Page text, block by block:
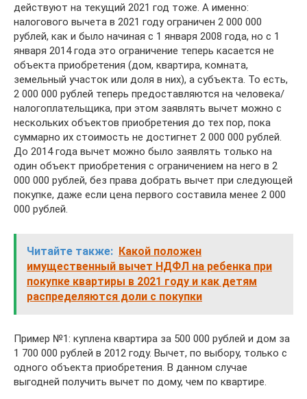
действуют на текущий 2021 год тоже. А именно:
налогового вычета в 2021 году ограничен 2 000 000
рублей, как и было начиная с 1 января 2008 года, но с 1
января 2014 года это ограничение теперь касается не
объекта приобретения (дом, квартира, комната,
земельный участок или доля в них), а субъекта. То есть,
2 000 000 рублей теперь предоставляются на человека/
налогоплательщика, при этом заявлять вычет можно с
нескольких объектов приобретения до тех пор, пока
суммарно их стоимость не достигнет 2 000 000 рублей.
До 2014 года вычет можно было заявлять только на
один объект приобретения с ограничением на него в 2
000 000 рублей, без права добрать вычет при следующей
покупке, даже если цена первого составила менее 2 000
000 рублей.
Читайте также: Какой положен
имущественный вычет НДФЛ на ребенка при
покупке квартиры в 2021 году и как детям
распределяются доли с покупки
Пример №1: куплена квартира за 500 000 рублей и дом за
1 700 000 рублей в 2012 году. Вычет, по выбору, только с
одного объекта приобретения. В данном случае
выгодней получить вычет по дому, чем по квартире.